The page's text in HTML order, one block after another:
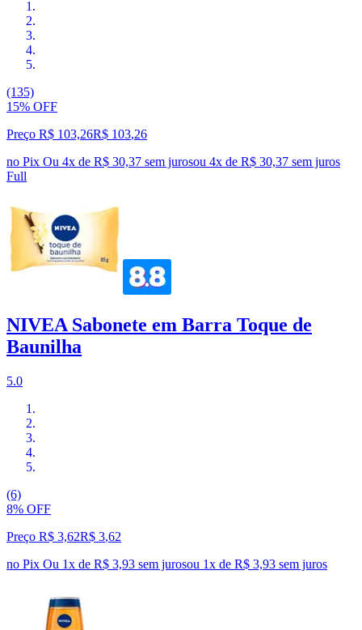
(135)
15% OFF
Preço R$ 103,26R$ 103,26
no Pix Ou 4x de R$ 30,37 sem jurosou 4x de R$ 30,37 sem juros
Full
NIVEA Sabonete em Barra Toque de
Baunilha
5.0
(6)
8% OFF
Preço R$ 3,62R$ 3,62
no Pix Ou 1x de R$ 3,93 sem jurosou 1x de R$ 3,93 sem juros